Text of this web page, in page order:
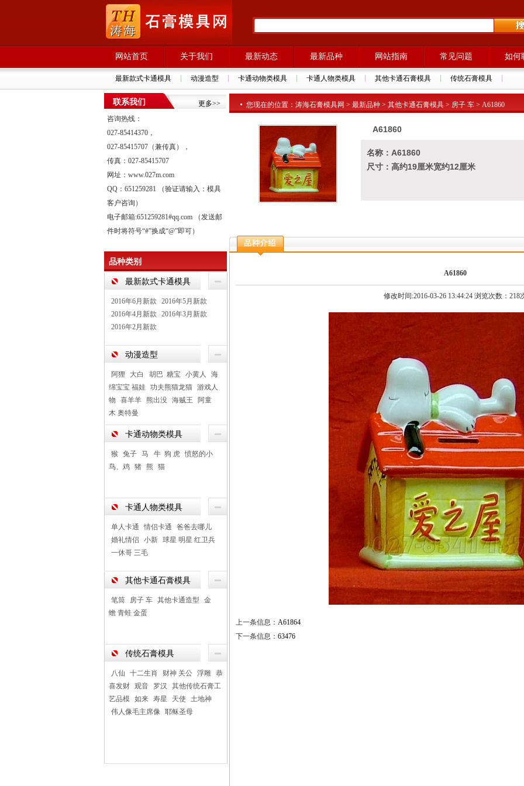
网站首页 关于我们 最新动态 最新品种 网站指南 常见问题 如何
最新款式卡通模具 动漫造型 卡通动物类模具 卡通人物类模具 其他卡通石膏模具 传统石膏模具
更多>>
联系我们
咨询热线：
027-85414370，
027-85415707（兼传真），
传真：027-85415707
网址：www.027m.com
QQ：651259281 （验证请输入：模具
客户咨询）
电子邮箱:651259281#qq.com （发送邮
件时将符号“#”换成“@”即可）
品种类别
最新款式卡通模具
2016年6月新款
2016年5月新款
2016年4月新款
2016年3月新款
2016年2月新款
动漫造型
阿狸 大白 胡巴 糖宝 小黄人
海
绵宝宝 福娃
功夫熊猫龙猫
游戏人
物
喜羊羊 熊出没 海贼王
阿童
木 奥特曼
卡通动物类模具
猴 兔子 马 牛 狗 虎
愤怒的小
鸟、鸡
猪 熊 猫
卡通人物类模具
单人卡通 情侣卡通
爸爸去哪儿
婚礼情侣
小新
球星 明星 红卫兵
一休哥 三毛
其他卡通石膏模具
笔筒 房子 车 其他卡通造型
金
蟾 青蛙 金蛋
传统石膏模具
八仙 十二生肖 财神 关公 浮雕
恭
喜发财
观音 罗汉
其他传统石膏工
艺品模
如来 寿星 天使
土地神
伟人像毛主席像
耶稣圣母
您现在的位置：涛海石膏模具网 > 最新品种 > 其他卡通石膏模具 > 房子 车 > A61860
A61860
名称：A61860
尺寸：高约19厘米宽约12厘米
A61860
修改时间:2016-03-26 13:44:24 浏览次数：218
上一条信息： A61864
下一条信息： 63476